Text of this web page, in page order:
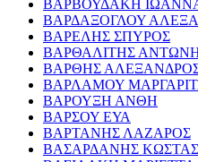
ΒΑΡΒΟΥΔΑΚΗ
ΒΑΡΔΑΞΟΓΛΟΥ
ΒΑΡΕΛΗΣ ΣΠΥΡΟΣ
ΒΑΡΘΑΛΙΤΗΣ
ΒΑΡΘΗΣ
ΒΑΡΛΑΜΟΥ
ΒΑΡΟΥΞΗ ΑΝΘΗ
ΒΑΡΣΟΥ ΕΥΑ
ΒΑΡΤΑΝΗΣ ΛΑΖΑΡΟΣ
ΒΑΣΑΡΔΑΝΗΣ ΚΩΣΤΑΣ